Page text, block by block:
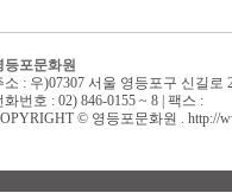
등포문화원
소 : 우)07307 서울 영등포구 신길
화번호 : 02) 846-0155 ~ 8 | 팩스 :
© 영등포문화원 . http://